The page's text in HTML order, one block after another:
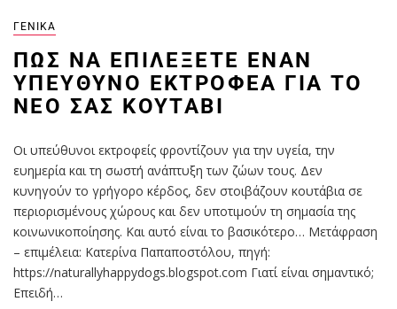
ΓΕΝΙΚΆ
ΠΏΣ ΝΑ ΕΠΙΛΈΞΕΤΕ ΈΝΑΝ
ΥΠΕΎΘΥΝΟ ΕΚΤΡΟΦΈΑ ΓΙΑ ΤΟ
ΝΈΟ ΣΑΣ ΚΟΥΤΆΒΙ
Οι υπεύθυνοι εκτροφείς φροντίζουν για την υγεία, την
ευημερία και τη σωστή ανάπτυξη των ζώων τους. Δεν
κυνηγούν το γρήγορο κέρδος, δεν στοιβάζουν κουτάβια σε
περιορισμένους χώρους και δεν υποτιμούν τη σημασία της
κοινωνικοποίησης. Και αυτό είναι το βασικότερο… Μετάφραση
– επιμέλεια: Κατερίνα Παπαποστόλου, πηγή:
https://naturallyhappydogs.blogspot.com Γιατί είναι σημαντικό;
Επειδή…